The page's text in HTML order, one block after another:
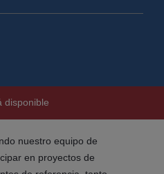
disponible
nuestro equipo de
en proyectos de